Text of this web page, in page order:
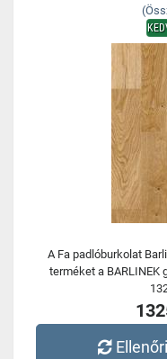
A Fa padlóburkolat
terméket a BARLINEK